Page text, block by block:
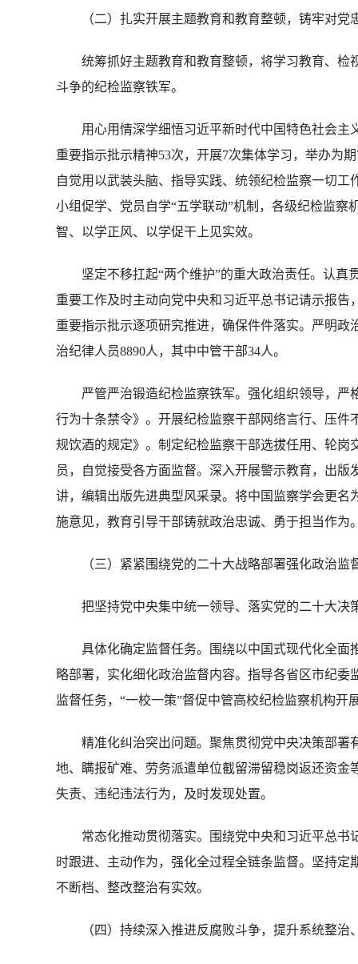
（二）扎实开展主题教育和教育整顿，铸牢对党
统筹抓好主题教育和教育整顿，将学习教育、检
斗争的纪检监察铁军。
用心用情深学细悟习近平新时代中国特色社会主
重要指示批示精神53次，开展7次集体学习，举办为
自觉用以武装头脑、指导实践、统领纪检监察一切
小组促学、党员自学“五学联动”机制，各级纪检监
智、以学正风、以学促干上见实效。
坚定不移扛起“两个维护”的重大政治责任。认真
重要工作及时主动向党中央和习近平总书记请示报
重要指示批示逐项研究推进，确保件件落实。严明
治纪律人员8890人，其中中管干部34人。
严管严治锻造纪检监察铁军。强化组织领导，严
行为十条禁令》。开展纪检监察干部网络言行、压
规饮酒的规定》。制定纪检监察干部选拔任用、轮
员，自觉接受各方面监督。深入开展警示教育，出
讲，编辑出版先进典型风采录。将中国监察学会更
施意见，教育引导干部铸就政治忠诚、勇于担当作为
（三）紧紧围绕党的二十大战略部署强化政治监
把坚持党中央集中统一领导、落实党的二十大决
具体化确定监督任务。围绕以中国式现代化全面
略部署，实化细化政治监督内容。指导各省区市纪
监督任务，“一校一策”督促中管高校纪检监察机构
精准化纠治突出问题。聚焦贯彻党中央决策部署
地、瞒报矿难、劳务派遣单位截留滞留稳岗返还资
失责、违纪违法行为，及时发现处置。
常态化推动贯彻落实。围绕党中央和习近平总书
时跟进、主动作为，强化全过程全链条监督。坚持
不断档、整改整治有实效。
（四）持续深入推进反腐败斗争，提升系统整治